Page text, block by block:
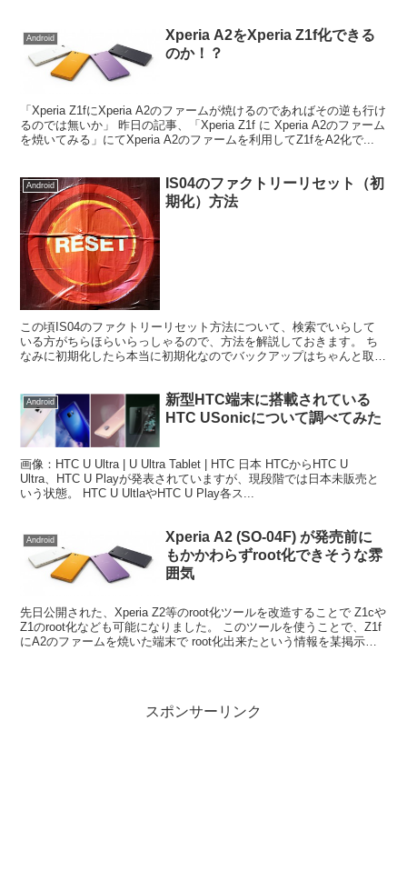
Android
Xperia A2をXperia Z1f化できる
のか！？
「Xperia Z1fにXperia A2のファームが焼けるのであればその逆も行け
るのでは無いか」 昨日の記事、「Xperia Z1f に Xperia A2のファーム
を焼いてみる」にてXperia A2のファームを利用してZ1fをA2化で...
Android
IS04のファクトリーリセット（初
期化）方法
この頃IS04のファクトリーリセット方法について、検索でいらして
いる方がちらほらいらっしゃるので、方法を解説しておきます。 ち
なみに初期化したら本当に初期化なのでバックアップはちゃんと取っ
Android
新型HTC端末に搭載されている
HTC USonicについて調べてみた
画像：HTC U Ultra | U Ultra Tablet | HTC 日本 HTCからHTC U
Ultra、HTC U Playが発表されていますが、現段階では日本未販売と
いう状態。 HTC U UltlaやHTC U Play各ス...
Android
Xperia A2 (SO-04F) が発売前に
もかかわらずroot化できそうな雰
囲気
先日公開された、Xperia Z2等のroot化ツールを改造することで Z1cや
Z1のroot化なども可能になりました。 このツールを使うことで、Z1f
にA2のファームを焼いた端末で root化出来たという情報を某掲示板
スポンサーリンク